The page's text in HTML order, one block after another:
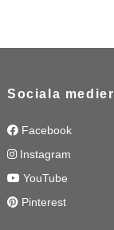
Sociala medier
Facebook
Instagram
YouTube
Pinterest